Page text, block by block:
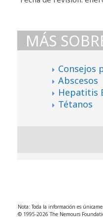
MÁS
Consejos
Abscesos
Hepatitis
Tétanos
Nota: Toda la información es
© 1995-2026 The Nemours